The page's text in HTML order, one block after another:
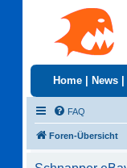
Home News
FAQ
Foren-Übersicht